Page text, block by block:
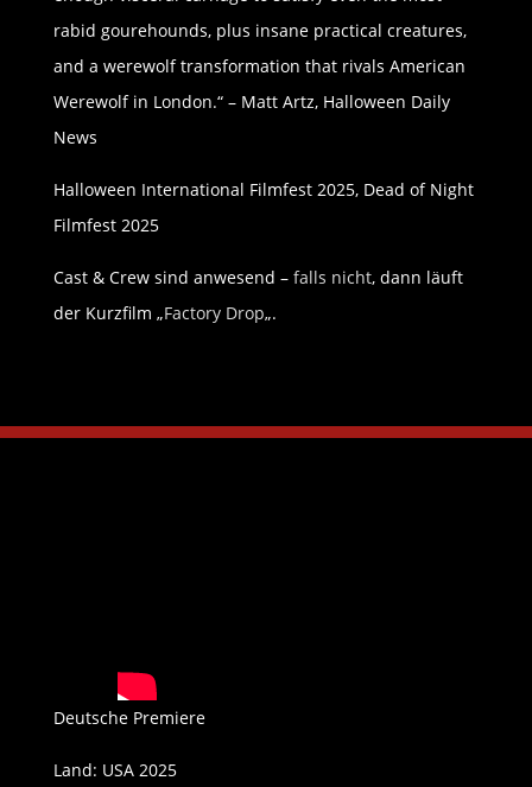
rabid gourehounds, plus insane practical creatures,
and a werewolf transformation that rivals American
Werewolf in London.“ – Matt Artz, Halloween Daily
News
Halloween International Filmfest 2025, Dead of Night
Filmfest 2025
Cast & Crew sind anwesend – falls nicht, dann läuft
der Kurzfilm „Factory Drop„.
Deutsche Premiere
Land: USA 2025